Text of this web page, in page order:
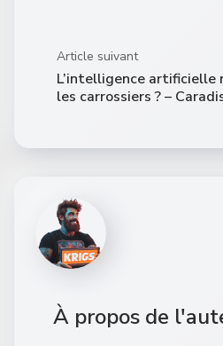
Article suivant
L’intelligence
les carrossiers ? –
À propos de